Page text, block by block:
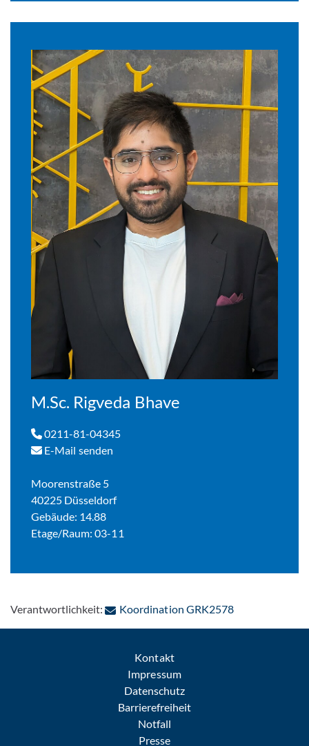
M.Sc. Rigveda Bhave
0211-81-04345
E-Mail senden
Moorenstraße 5
40225 Düsseldorf
Gebäude: 14.88
Etage/Raum: 03-11
Verantwortlichkeit: Koordination GRK2578: Per E-Mail
Kontakt
Impressum
Datenschutz
Barrierefreiheit
Notfall
Presse